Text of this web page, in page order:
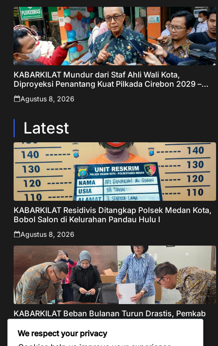
KABARKILAT Mundur dari Staf Ahli Wali Kota,
Diproyeksi Penantang Kuat Pilkada Cirebon 2029 –
Jabar Publisher
Agustus 8, 2026
Latest
KABARKILAT Residivis Ditangkap Polsek Medan Kota,
Bobol Salon di Kelurahan Pandau Hulu I
Agustus 8, 2026
KABARKILAT Beban Bulanan Turun Drastis, Pemkab
Agustus 8, 2026
We respect your privacy